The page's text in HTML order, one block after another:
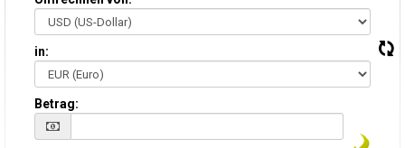
in:
Betrag: